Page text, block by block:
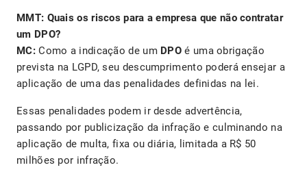
MMT: Quais os riscos para a empresa que não contratar
um DPO?
MC:Como a indicação de um DPO é uma obrigação
prevista na LGPD, seu descumprimento poderá ensejar a
aplicação de uma das penalidades definidas na lei.
Essas penalidades podem ir desde advertência,
passando por publicização da infração e culminando na
aplicação de multa, fixa ou diária, limitada a R$ 50
milhões por infração.